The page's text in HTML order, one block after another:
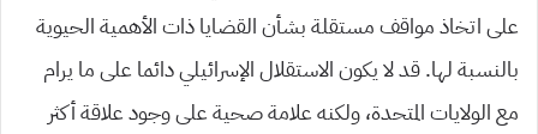
على اتخاذ مواقف مستقلة بشأن القضايا ذات الأهمية الحيوية
بالنسبة لها. قد لا يكون الاستقلال الإسرائيلي دائما على ما يرام
مع الولايات المتحدة، ولكنه علامة صحية على وجود علاقة أكثر